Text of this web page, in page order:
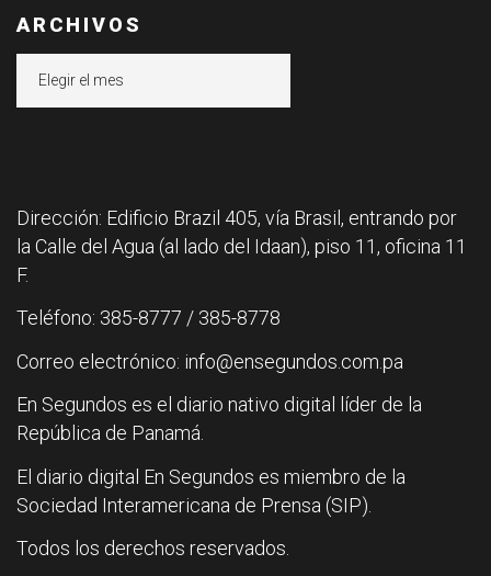
ARCHIVOS
Dirección: Edificio Brazil 405, vía Brasil, entrando por
la Calle del Agua (al lado del Idaan), piso 11, oficina 11
F.
Teléfono: 385-8777 / 385-8778
Correo electrónico: info@ensegundos.com.pa
En Segundos es el diario nativo digital líder de la
República de Panamá.
El diario digital En Segundos es miembro de la
Sociedad Interamericana de Prensa (SIP).
Todos los derechos reservados.